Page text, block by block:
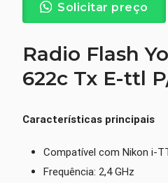
Solicitar preço
Radio Flash
622c Tx E-ttl
Características principais
Compatível com Nikon i-
Frequência: 2,4 GHz